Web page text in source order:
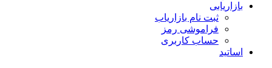
بازاریابی
ثبت نام بازاریاب
فراموشی رمز
حساب کاربری
اساتید